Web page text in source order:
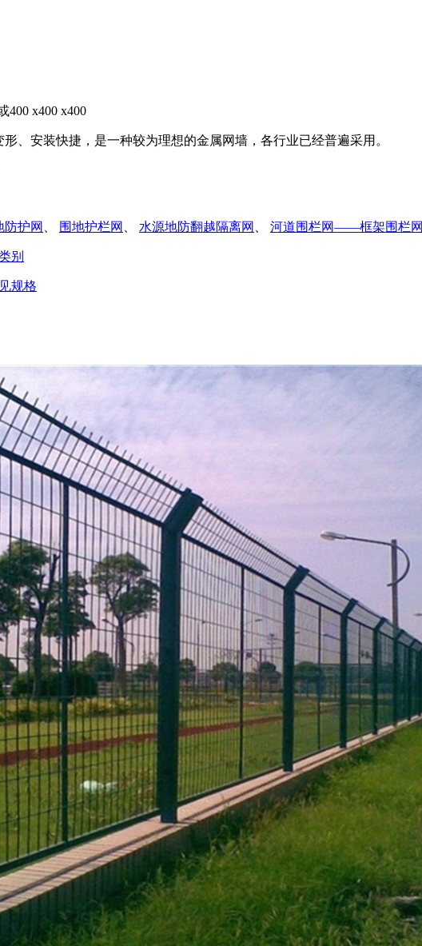
400 x400 x400
、安装快捷，是一种较为理想的金属网墙，各行业已经普遍采用。
防护网 围地护栏网 水源地防翻越隔离网 河道围栏网——框架围栏网
别
规格